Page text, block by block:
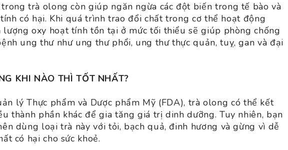
trà olong còn giúp ngăn ngừa các đột biến trong tế bào và
có hại. Khi quá trình trao đổi chất trong cơ thể hoạt động
lượng oxy hoạt tính tồn tại ở mức tối thiểu sẽ giúp phòng chống
ung thư như ung thư phổi, ung thư thực quản, tuỵ, gan và đại
KHI NÀO THÌ TỐT NHẤT?
lý Thực phẩm và Dược phẩm Mỹ (FDA), trà olong có thể kết
thành phần khác để gia tăng giá trị dinh dưỡng. Tuy nhiên, bạn
dùng loại trà này với tỏi, bạch quả, đinh hương và gừng vì dễ
có hại cho sức khoẻ.